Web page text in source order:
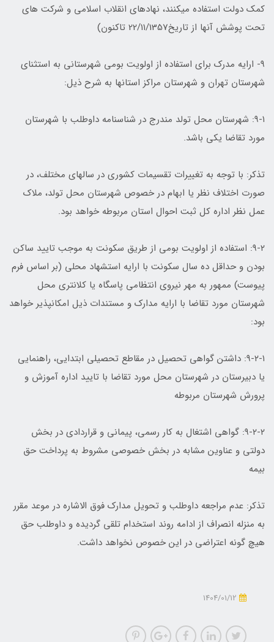
کمک دولت استفاده میکنند، نهادهای انقلاب اسلامی و شرکت های
تحت پوشش آنها از تاریخ22/۱۱/1357 تاکنون)
۹- ارایه مدرک برای استفاده از اولویت بومی شهرستانی به استثنای
شهرستان تهران و شهرستان مراکز استانها به شرح ذیل:
۹-۱: شهرستان محل تولد مندرج در شناسنامه داوطلب با شهرستان
مورد تقاضا یکی باشد.
تذکر: با توجه به تغییرات تقسیمات کشوری در سالهای مختلف، در
صورت اختلاف نظر یا ابهام در خصوص شهرستان محل تولد، ملاک
عمل نظر اداره کل ثبت احوال استان مربوطه خواهد بود.
۹-۲: استفاده از اولویت بومی از طریق سکونت به موجب تایید ساکن
بودن و حداقل ده سال سکونت با ارایه استشهاد محلی (بر اساس فرم
پیوست) ممهور به مهر نیروی انتظامی پاسگاه یا کلانتری محل
شهرستان مورد تقاضا با ارایه مدارک و مستندات ذیل امکانپذیر خواهد
بود:
۹-۲-۱: داشتن گواهی تحصیل در مقاطع تحصیلی ابتدایی، راهنمایی
یا دبیرستان در شهرستان محل مورد تقاضا با تایید اداره آموزش و
پرورش شهرستان مربوطه
۹-۲-۲: گواهی اشتغال به کار رسمی، پیمانی و قراردادی در بخش
دولتی و عناوین مشابه در بخش خصوصی مشروط به پرداخت حق
بیمه
تذکر: عدم مراجعه داوطلب و تحویل مدارک فوق الاشاره در موعد مقرر
به منزله انصراف از ادامه روند استخدام تلقی گردیده و داوطلب حق
هیچ گونه اعتراضی در این خصوص نخواهد داشت.